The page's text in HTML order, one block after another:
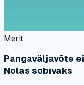
Merit
Pangaväljavõte
Nolas sobivaks